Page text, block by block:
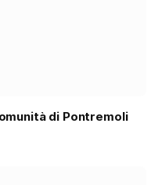
di Pontremoli